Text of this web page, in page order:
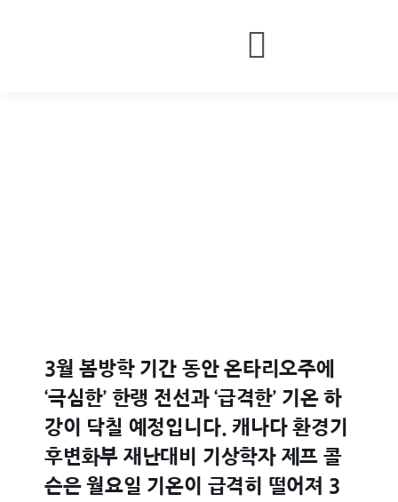
Toggle
3월 봄방학 기간 동안 온타리오주에
‘극심한’ 한랭 전선과 ‘급격한’ 기온 하
강이 닥칠 예정입니다. 캐나다 환경기
후변화부 재난대비 기상학자 제프 콜
슨은 월요일 기온이 급격히 떨어져 3